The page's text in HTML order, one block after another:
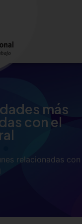
más
con el
relacionadas con